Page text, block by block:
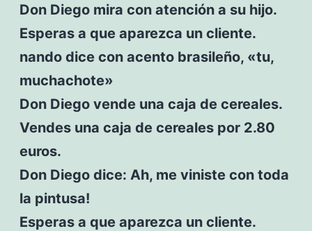
Don Diego mira con atención a su hijo.
Esperas a que aparezca un cliente.
nando dice con acento brasileño, «tu,
muchachote»
Don Diego vende una caja de cereales.
Vendes una caja de cereales por 2.80
euros.
Don Diego dice: Ah, me viniste con toda
la pintusa!
Esperas a que aparezca un cliente.